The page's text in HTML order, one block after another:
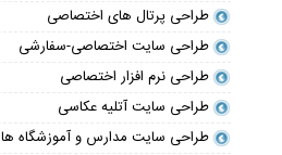
طراحی پرتال های اختصاصی
طراحی سایت اختصاصی-سفارشی
طراحی نرم افزار اختصاصی
طراحی سایت آتلیه عکاسی
طراحی سایت مدارس و آموزشگاه ها